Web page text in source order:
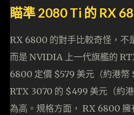
瞄準 2080 Ti 的 RX
RX 6800 的對手比較奇怪，不
而是 NVIDIA 上一代旗艦的
6800 定價 $579 美元（約港幣
RTX 3070 的 $499 美元（約
為高。規格方面， RX 6800